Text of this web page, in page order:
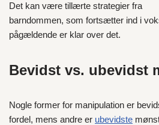
Det kan være tillærte strategier fra
barndommen, som fortsætter ind i
pågældende er klar over det.
Bevidst vs. ubevidst
Nogle former for manipulation er
fordel, mens andre er ubevidste